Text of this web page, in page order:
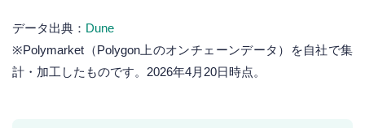
データ出典： Dune
※Polymarket（Polygon上のオンチェーンデータ）を自社で集
計・加工したものです。2026年4月20日時点。